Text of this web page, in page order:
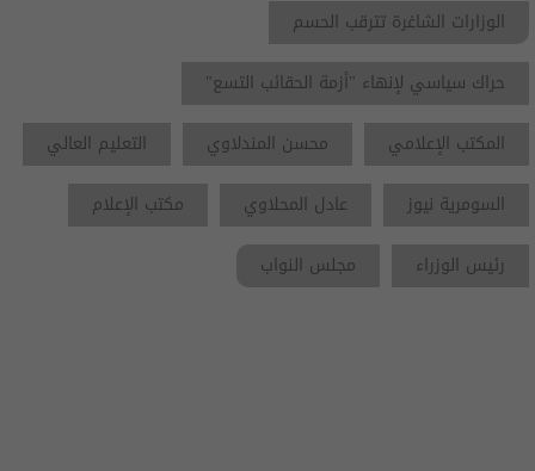
الوزارات الشاغرة تترقب الحسم
حراك سياسي لإنهاء "أزمة الحقائب التسع"
المكتب الإعلامي
محسن المندلاوي
التعليم العالي
السومرية نيوز
عادل المحلاوي
مكتب الإعلام
رئيس الوزراء
مجلس النواب